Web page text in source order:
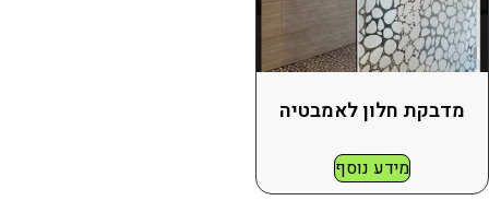
מדבקת חלון לאמבטיה
מידע נוסף